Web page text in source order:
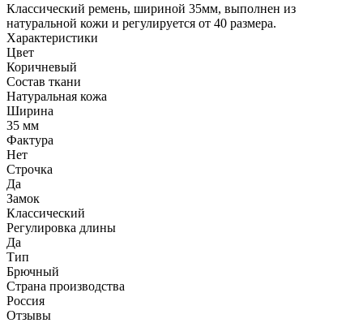
Классический ремень, шириной 35мм, выполнен из
натуральной кожи и регулируется от 40 размера.
Характеристики
Цвет
Коричневый
Состав ткани
Натуральная кожа
Ширина
35 мм
Фактура
Нет
Строчка
Да
Замок
Классический
Регулировка длины
Да
Тип
Брючный
Страна производства
Россия
Отзывы